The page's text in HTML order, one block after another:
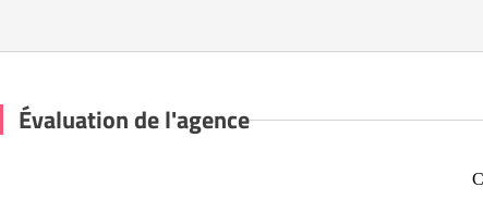
Évaluation de l'agence